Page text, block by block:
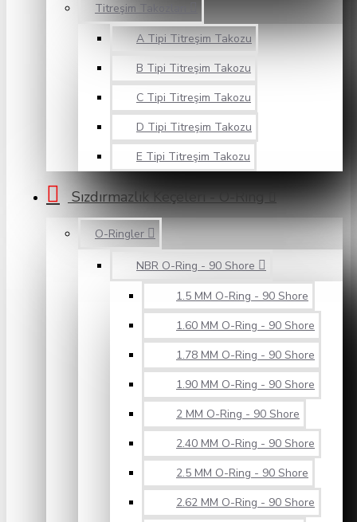
Titreşim Takozları
A Tipi Titreşim Takozu
B Tipi Titreşim Takozu
C Tipi Titreşim Takozu
D Tipi Titreşim Takozu
E Tipi Titreşim Takozu
Sızdırmazlık Keçeleri - O-Ring
O-Ringler
NBR O-Ring - 90 Shore
1.5 MM O-Ring - 90 Shore
1.60 MM O-Ring - 90 Shore
1.78 MM O-Ring - 90 Shore
1.90 MM O-Ring - 90 Shore
2 MM O-Ring - 90 Shore
2.40 MM O-Ring - 90 Shore
2.5 MM O-Ring - 90 Shore
2.62 MM O-Ring - 90 Shore